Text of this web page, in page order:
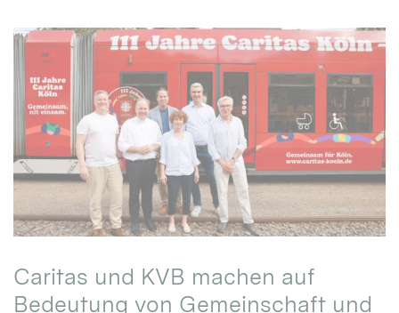
Caritas und KVB machen auf
Bedeutung von Gemeinschaft und